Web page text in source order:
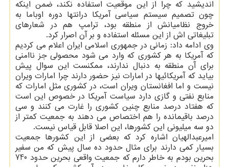
اندیشید كه چرا از این موقعیت استفاده نكند، ضمن اینكه
چون تصمیم سیستم سیاسی آمریكا درانتها دوره اوباما به
خروج نظامیانش از منطقه بود، ترامپ هم در شعارهای
تبلیغاتی اش از این مسئله استفاده و بر آن اصرار كرد.
وی ادامه داد: زمانی در جمهوری اسلامی ایران اعلام می كردیم
كه آمریكا به هر كشوری كه وارد می شود محصولی جز ناامنی
برای آن منطقه به دنبال ندارند، ممكنست این سوال پیش
بیاید كه آمریكائیها در امارات نیز حضور دارند چرا امارات ویران
نیست و اما افغانستان ویران است، در كشوری مثل امارات كه
منابع نفتی و گازی دارد سیاست آمریكا در خصوص این است
كه هفتاد درصد منابع چنین كشوری را غارت می كنند و سی
درصد باقیمانده را هم اختصاص می دهند به جمعیت كمتر از
دو سه میلیونی این كشورها، این اصلا قابل قیاس نیست.
امیرعبدالهیان اشاره كرد كه بعضی از این كشورها جمعیت
بسیار كمی دارند برای مثال حدود ده سال پیش كه من سفیر
بحرین بودم به خاطر دارم كه جمعیت واقعی بحرین حدود 740